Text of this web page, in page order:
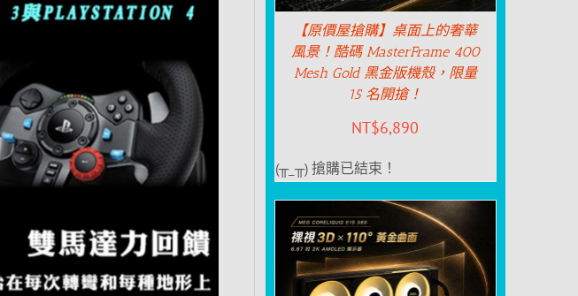
【原價屋搶購】桌面上的奢華
風景！酷碼 MasterFrame 400
Mesh Gold 黑金版機殼，限量
15 名開搶！
NT$6,890
(╥_╥) 搶購已結束！